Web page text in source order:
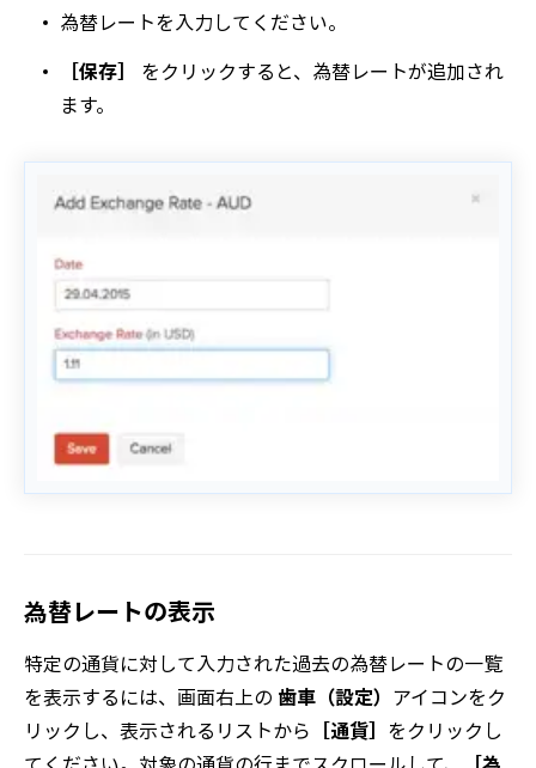
為替レートを入力してください。
［保存］
をクリックすると、為替レートが追加され
ます。
為替レートの表示
特定の通貨に対して入力された過去の為替レートの一覧
を表示するには、画面右上の 歯車（設定） アイコンをク
リックし、表示されるリストから ［通貨］ をクリックし